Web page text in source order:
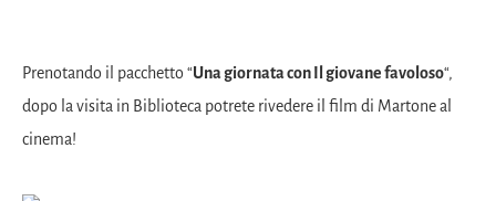
Prenotando il pacchetto “Una giornata con Il giovane favoloso“,
dopo la visita in Biblioteca potrete rivedere il film di Martone al
cinema!